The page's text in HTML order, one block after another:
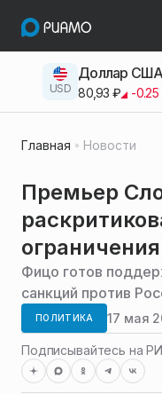
USD
Доллар США
80,93 ₽ -0.25
Главная Новости
Премьер
ограничения
Фицо готов
санкций против
ПОЛИТИКА 17 мая
Подписывайтесь на